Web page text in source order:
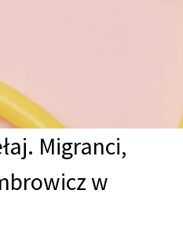
Migranci,
w